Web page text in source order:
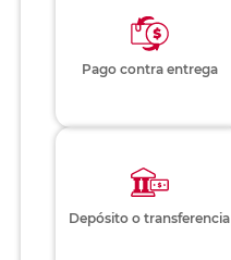
Pago contra entrega
Depósito o transferencia